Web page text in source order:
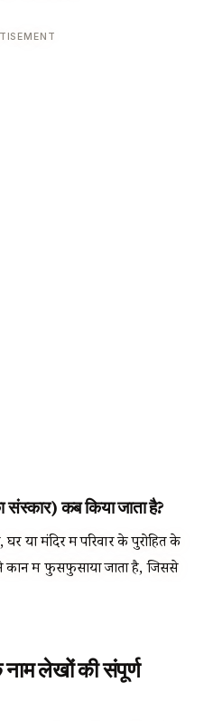
कब किया जाता है?
या मंदिर में परिवार के पुरोहित के
कान में फुसफुसाया जाता है, जिससे
नाम लेखों की संपूर्ण